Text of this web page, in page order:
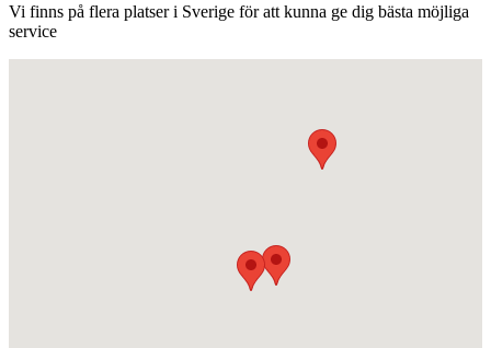
Vi finns på flera platser i Sverige för att kunna ge dig bästa möjliga
service